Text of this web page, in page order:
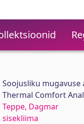
Soojusliku
Thermal Comfort
Teppe, Dagmar
sisekliima